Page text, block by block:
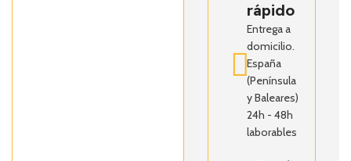
rápido
Entrega a
domicilio.
España
(Península
y Baleares)
24h - 48h
laborables